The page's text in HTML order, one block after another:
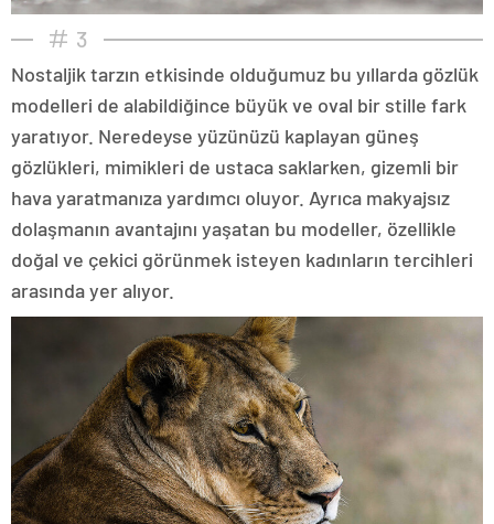
3
Nostaljik tarzın etkisinde olduğumuz bu yıllarda gözlük
modelleri de alabildiğince büyük ve oval bir stille fark
yaratıyor. Neredeyse yüzünüzü kaplayan güneş
gözlükleri, mimikleri de ustaca saklarken, gizemli bir
hava yaratmanıza yardımcı oluyor. Ayrıca makyajsız
dolaşmanın avantajını yaşatan bu modeller, özellikle
doğal ve çekici görünmek isteyen kadınların tercihleri
arasında yer alıyor.